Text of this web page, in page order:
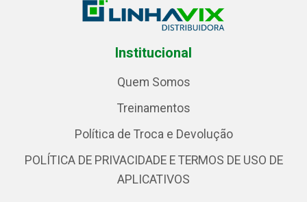
Institucional
Quem Somos
Treinamentos
Política de Troca e Devolução
POLÍTICA DE PRIVACIDADE E TERMOS DE USO DE
APLICATIVOS